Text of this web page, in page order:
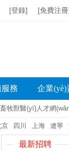
[登錄] [免費注
務 企業(yè)
畜牧獸醫(yī)人才網
京 四川 上海 遼寧
最新招聘